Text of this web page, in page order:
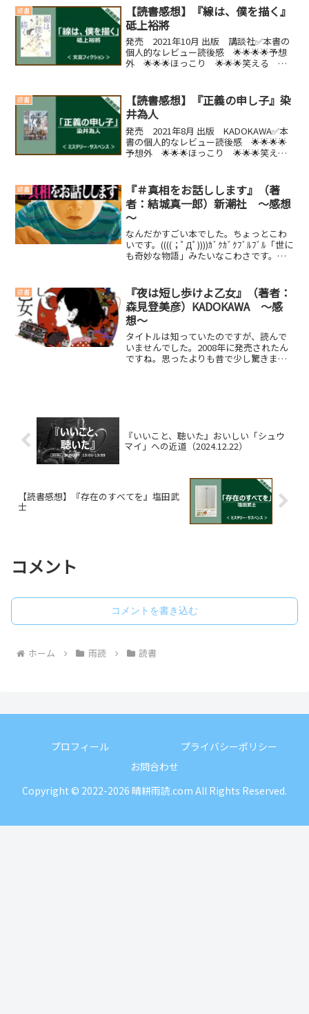
ういう本も書けるという、池井戸潤の力
を見せつけられるような作...
読書
【読書感想】『線は、僕を描く』
砥上裕將
発売 2021年10月 出版 講談社✅本書の
個人的なレビュー読後感 🌟🌟🌟🌟予想
外 🌟🌟🌟ほっこり 🌟🌟🌟笑える 🌟
すすめです。・強いて言えば、若い人。
学生さんとか。・...
読書
【読書感想】『正義の申し子』染
井為人
発売 2021年8月 出版 KADOKAWA✅本
書の個人的なレビュー読後感 🌟🌟🌟🌟
予想外 🌟🌟🌟ほっこり 🌟🌟🌟笑え
ものを読みたい人・気分転換したい人
(functio...
読書
『＃真相をお話しします』（著
者：結城真一郎）新潮社 ～感想
～
なんだかすごい本でした。ちょっとこわ
いです。((((；ﾟДﾟ))))ｶﾞｸｶﾞｸﾌﾞﾙﾌﾞﾙ「世に
も奇妙な物語」みたいなこわさです。
読書
『夜は短し歩けよ乙女』（著者：
森見登美彦）KADOKAWA ～感
想～
タイトルは知っていたのですが、読んで
いませんでした。2008年に発売されたん
ですね。思ったよりも昔で少し驚きまし
『いいこと、聴いた』おいしい「シュウ
マイ」への近道（2024.12.22）
【読書感想】『存在のすべてを』塩田武
士
コメント
コメントを書き込む
ホーム 雨読 読書
プロフィール
プライバシーポリシー
お問合わせ
Copyright © 2022-2026 晴耕雨読.com All Rights Reserved.